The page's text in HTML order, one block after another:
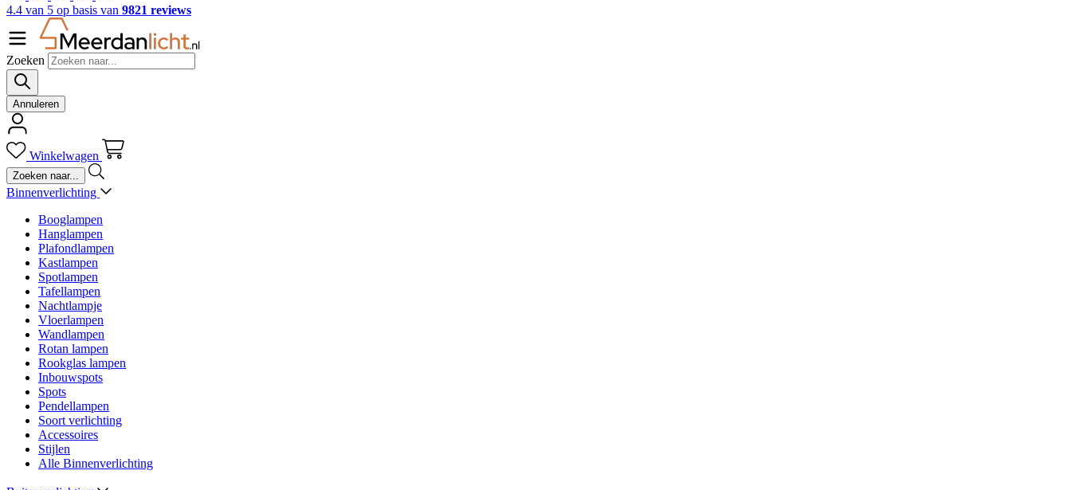
4.4 van 5 op basis van 9821 reviews
Zoeken
Annuleren
Winkelwagen
Binnenverlichting
Booglampen
Hanglampen
Plafondlampen
Kastlampen
Spotlampen
Tafellampen
Nachtlampje
Vloerlampen
Wandlampen
Rotan lampen
Rookglas lampen
Inbouwspots
Spots
Pendellampen
Soort verlichting
Accessoires
Stijlen
Alle Binnenverlichting